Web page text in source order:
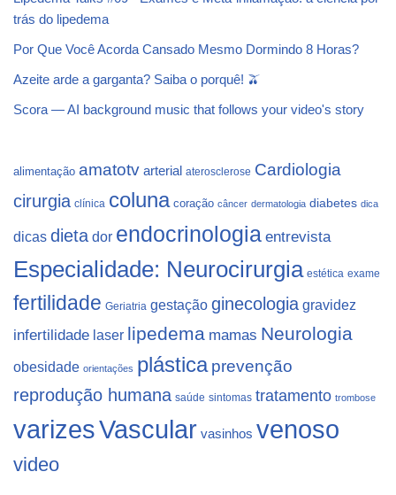
trás do lipedema
Por Que Você Acorda Cansado Mesmo Dormindo 8 Horas?
Azeite arde a garganta? Saiba o porquê! 🫒
Scora — AI background music that follows your video's story
alimentação amatotv arterial aterosclerose Cardiologia
cirurgia clínica coluna coração câncer dermatologia diabetes dica
dicas dieta dor endocrinologia entrevista
Especialidade: Neurocirurgia estética exame
fertilidade Geriatria gestação ginecologia gravidez
infertilidade laser lipedema mamas Neurologia
obesidade orientações plástica prevenção
reprodução humana saúde sintomas tratamento trombose
varizesVascular vasinhos venoso
video